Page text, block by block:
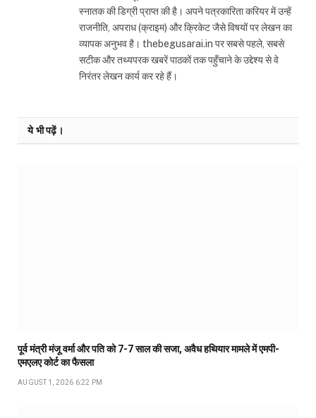
स्नातक की डिग्री प्राप्त की है। अपने पत्रकारिता करियर में उन्हें
राजनीति, अपराध (क्राइम) और क्रिकेट जैसे विषयों पर लेखन का
व्यापक अनुभव है। thebegusarai.in पर सबसे पहले, सबसे
सटीक और तथ्यपरक खबरें पाठकों तक पहुँचाने के उद्देश्य से वे
निरंतर लेखन कार्य कर रहे हैं।
ये भी पढ़ें।
पूर्व मंत्री मंजू वर्मा और पति को 7-7 साल की सजा, अवैध हथियार मामले में एमपी-
एमएलए कोर्ट का फैसला
AUGUST 1, 2026 6:22 PM